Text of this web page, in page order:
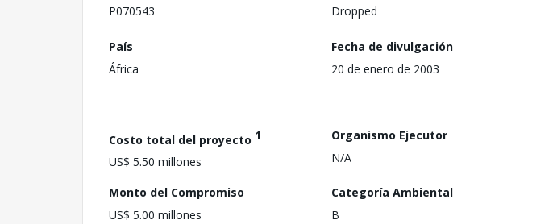
P070543
Dropped
País
África
Fecha de divulgación
20 de enero de 2003
Costo total del proyecto 1
US$ 5.50 millones
Organismo Ejecutor
N/A
Monto del Compromiso
US$ 5.00 millones
Categoría Ambiental
B